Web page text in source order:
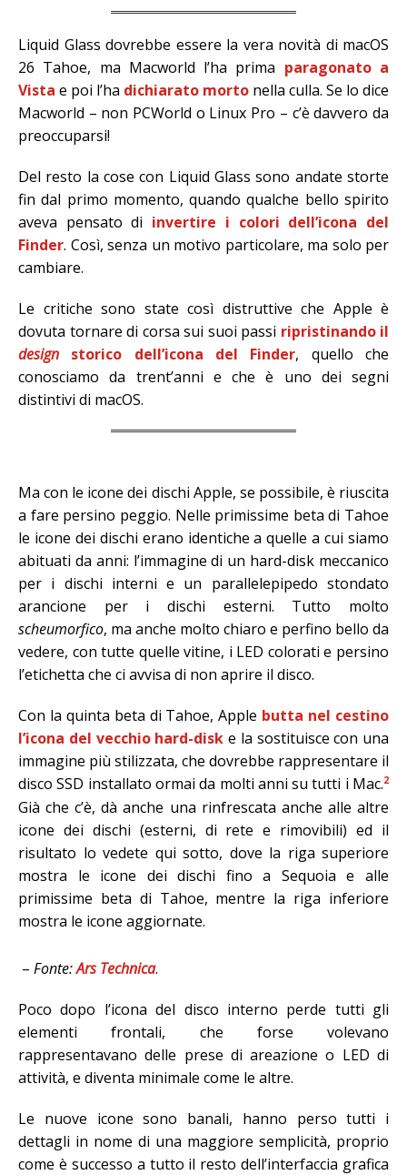
Liquid Glass dovrebbe essere la vera novità di macOS
26 Tahoe, ma Macworld l’ha prima paragonato a
Vista e poi l’ha dichiarato morto nella culla. Se lo dice
Macworld – non PCWorld o Linux Pro – c’è davvero da
preoccuparsi!
Del resto la cose con Liquid Glass sono andate storte
fin dal primo momento, quando qualche bello spirito
aveva pensato di invertire i colori dell’icona del
Finder. Così, senza un motivo particolare, ma solo per
cambiare.
Le critiche sono state così distruttive che Apple è
dovuta tornare di corsa sui suoi passi ripristinando il
design storico dell’icona del Finder, quello che
conosciamo da trent’anni e che è uno dei segni
distintivi di macOS.
Ma con le icone dei dischi Apple, se possibile, è riuscita
a fare persino peggio. Nelle primissime beta di Tahoe
le icone dei dischi erano identiche a quelle a cui siamo
abituati da anni: l’immagine di un hard-disk meccanico
per i dischi interni e un parallelepipedo stondato
arancione per i dischi esterni. Tutto molto
scheumorfico, ma anche molto chiaro e perfino bello da
vedere, con tutte quelle vitine, i LED colorati e persino
l’etichetta che ci avvisa di non aprire il disco.
Con la quinta beta di Tahoe, Apple butta nel cestino
l’icona del vecchio hard-disk e la sostituisce con una
immagine più stilizzata, che dovrebbe rappresentare il
disco SSD installato ormai da molti anni su tutti i Mac.2
Già che c’è, dà anche una rinfrescata anche alle altre
icone dei dischi (esterni, di rete e rimovibili) ed il
risultato lo vedete qui sotto, dove la riga superiore
mostra le icone dei dischi fino a Sequoia e alle
primissime beta di Tahoe, mentre la riga inferiore
mostra le icone aggiornate.
– Fonte:Ars Technica.
Poco dopo l’icona del disco interno perde tutti gli
elementi frontali, che forse volevano
rappresentavano delle prese di areazione o LED di
attività, e diventa minimale come le altre.
Le nuove icone sono banali, hanno perso tutti i
dettagli in nome di una maggiore semplicità, proprio
come è successo a tutto il resto dell’interfaccia grafica